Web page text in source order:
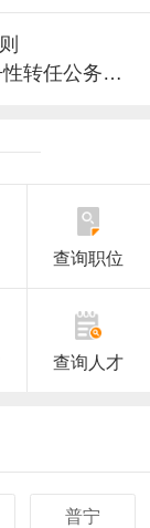
揭阳市纪委监委2026年竞争性转任公务员公告
查询职位
查询人才
普宁